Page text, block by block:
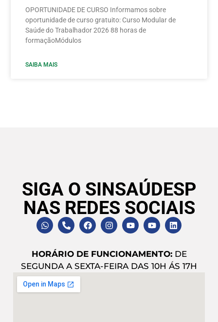
OPORTUNIDADE DE CURSO Informamos sobre
oportunidade de curso gratuito: Curso Modular de
Saúde do Trabalhador 2026 88 horas de
formaçãoMódulos
SAIBA MAIS
SIGA O SINSAÚDESP
NAS REDES SOCIAIS
HORÁRIO DE FUNCIONAMENTO:DE
SEGUNDA A SEXTA-FEIRA DAS 10H ÁS 17H